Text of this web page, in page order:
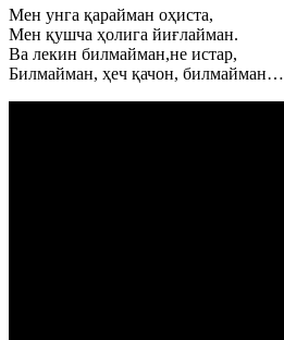
Мен унга қарайман оҳиста,
Мен қушча ҳолига йиғлайман.
Ва лекин билмайман,не истар,
Билмайман, ҳеч қачон, билмайман…